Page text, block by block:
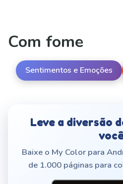
Com fome
Sentimentos e Emoções
Leve a diversão
Baixe o My Color para
de 1.000 páginas para